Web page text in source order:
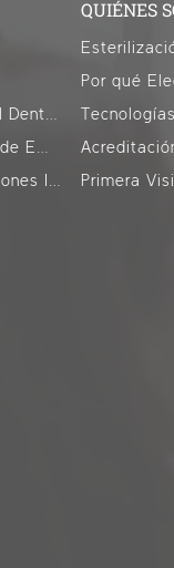
Opciones de Pago – Clínica Dental DentMax Estambul
Dentmax - Carreras & Solicitudes de Empleo
Nuestros Certificados y Acreditaciones Internacionales
QUIÉNES
Por qué
Primera